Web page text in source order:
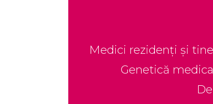
Medici rezidenți și
Genetică